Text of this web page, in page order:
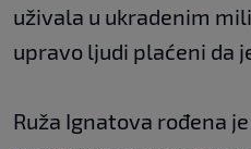
uživala u ukradenim
upravo ljudi plaćeni da
Ruža Ignatova rođena